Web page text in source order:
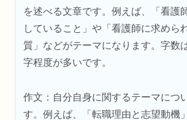
を述べる文章です。例えば、「看護
していること」や「看護師に求めら
質」などがテーマになります。字数
字程度が多いです。
作文：自分自身に関するテーマにつ
す。例えば、「転職理由と志望動機